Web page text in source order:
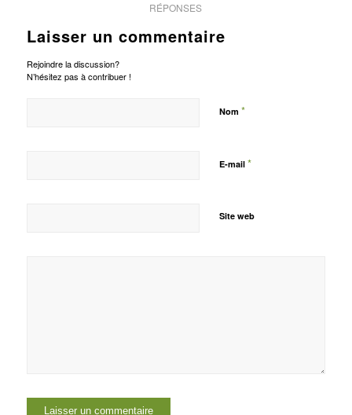
RÉPONSES
Laisser un commentaire
Rejoindre la discussion?
N’hésitez pas à contribuer !
Nom *
E-mail *
Site web